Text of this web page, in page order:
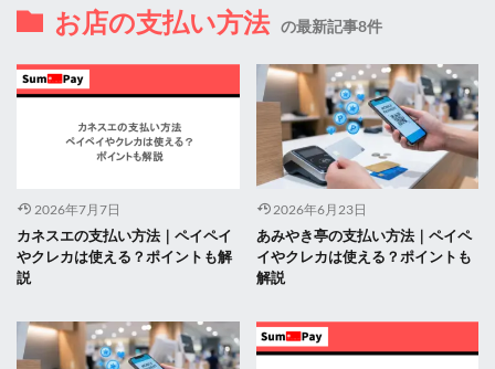
お店の支払い方法 の最新記事8件
2026年7月7日
カネスエの支払い方法｜ペイペイ
やクレカは使える？ポイントも解
説
2026年6月23日
あみやき亭の支払い方法｜ペイペ
イやクレカは使える？ポイントも
解説